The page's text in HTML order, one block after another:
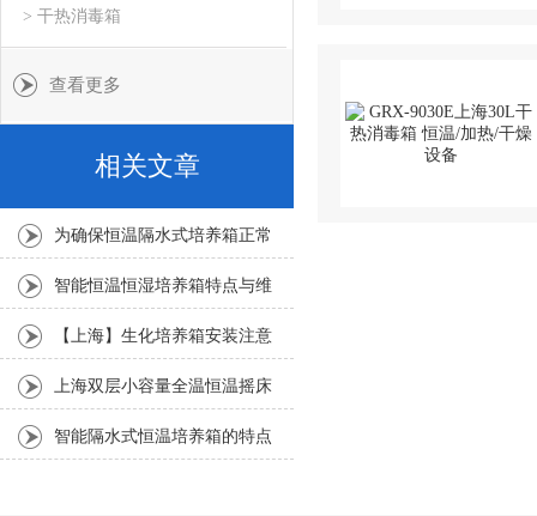
> 干热消毒箱
查看更多
相关文章
为确保恒温隔水式培养箱正常
运行，经常检查非常有必要
智能恒温恒湿培养箱特点与维
护
【上海】生化培养箱安装注意
事项
上海双层小容量全温恒温摇床
NRY-2102C技术参数
​智能隔水式恒温培养箱的特点